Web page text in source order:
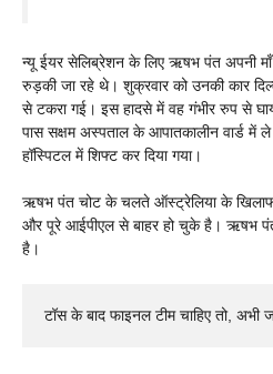
न्यू ईयर सेलिब्रेशन के लिए ऋषभ पंत अपनी
रुड़की जा रहे थे। शुक्रवार को उनकी कार
से टकरा गई। इस हादसे में वह गंभीर रुप से
पास सक्षम अस्पताल के आपातकालीन वार्ड में
हॉस्पिटल में शिफ्ट कर दिया गया।
ऋषभ पंत चोट के चलते ऑस्ट्रेलिया के खिलाफ
और पूरे आईपीएल से बाहर हो चुके है। ऋषभ
है।
टॉस के बाद फाइनल टीम चाहिए तो,